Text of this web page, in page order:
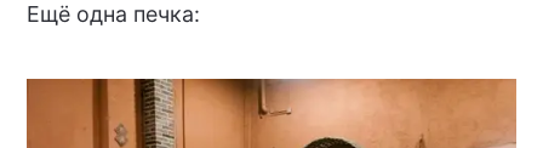
Ещё одна печка: